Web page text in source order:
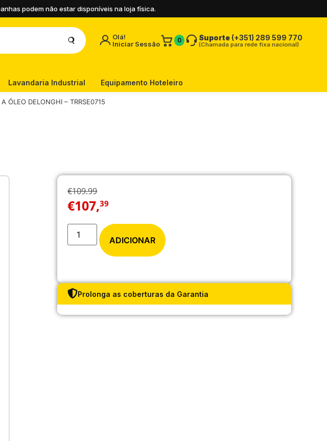
podem não estar disponíveis na loja física.
Olá!
Iniciar Sessão
0 Suporte (+351) 289 599 770
(Chamada para rede fixa nacional)
Lavandaria Industrial Equipamento Hoteleiro
ÓLEO DELONGHI – TRRSE0715
€109.99
€107,39
ADICIONAR
Prolonga as coberturas da Garantia